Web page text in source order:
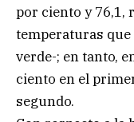
por ciento y 76,1,
temperaturas
verde-; en tanto,
ciento en el
segundo.